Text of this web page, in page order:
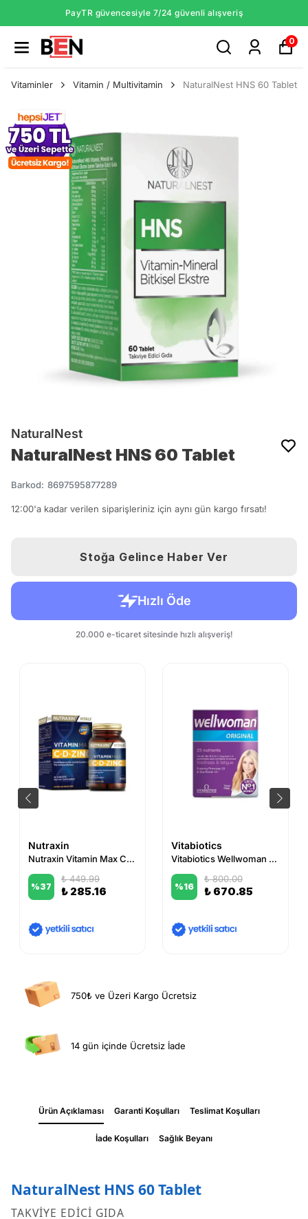
PayTR güvencesiyle 7/24 güvenli alışveriş
0
Vitaminler Vitamin / Multivitamin NaturalNest HNS 60 Tablet
NaturalNest
NaturalNest HNS 60 Tablet
Barkod: 8697595877289
12:00'a kadar verilen siparişleriniz için aynı gün kargo fırsatı!
Stoğa Gelince Haber Ver
Nutraxin
Nutraxin Vitamin Max C-D-Zinc 60 Tablet
%37
₺ 449.99
₺ 285.16
Vitabiotics
Vitabiotics Wellwoman Original 60 Kapsül
%16
₺ 800.00
₺ 670.85
750₺ ve Üzeri Kargo Ücretsiz
14 gün içinde Ücretsiz İade
Ürün Açıklaması Garanti Koşulları Teslimat Koşulları
İade Koşulları Sağlık Beyanı
NaturalNest HNS 60 Tablet
TAKVİYE EDİCİ GIDA